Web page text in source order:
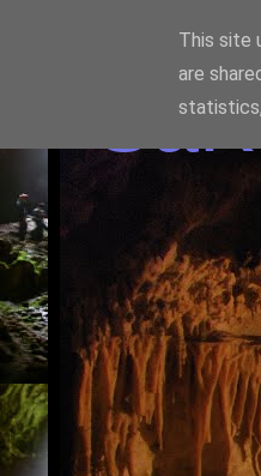
This site
are